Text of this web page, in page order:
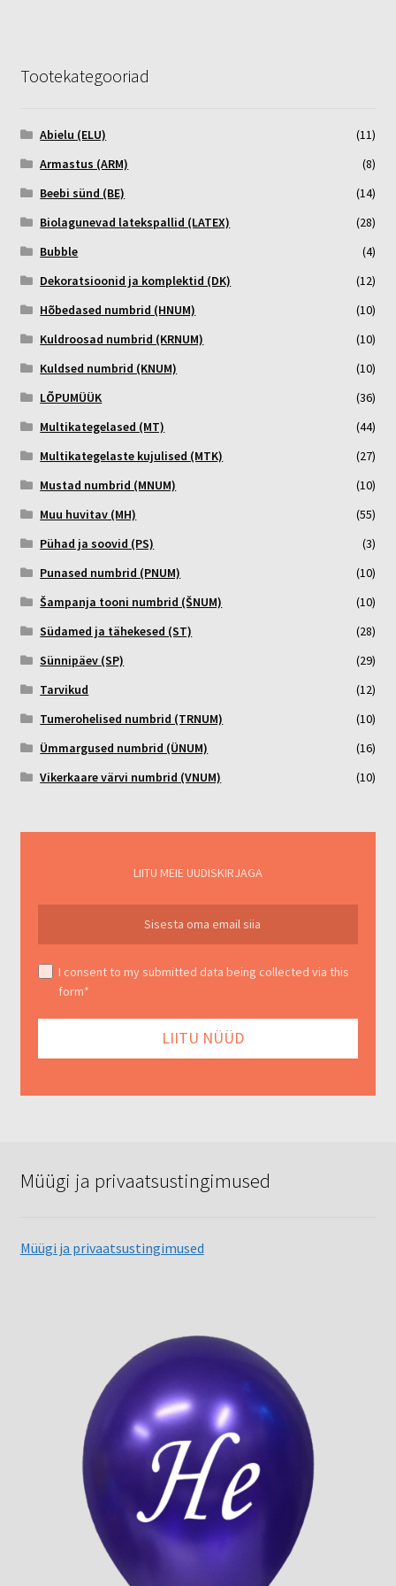
Tootekategooriad
Abielu (ELU)
(11)
Armastus (ARM)
(8)
Beebi sünd (BE)
(14)
Biolagunevad latekspallid (LATEX)
(28)
Bubble
(4)
Dekoratsioonid ja komplektid (DK)
(12)
Hõbedased numbrid (HNUM)
(10)
Kuldroosad numbrid (KRNUM)
(10)
Kuldsed numbrid (KNUM)
(10)
LÕPUMÜÜK
(36)
Multikategelased (MT)
(44)
Multikategelaste kujulised (MTK)
(27)
Mustad numbrid (MNUM)
(10)
Muu huvitav (MH)
(55)
Pühad ja soovid (PS)
(3)
Punased numbrid (PNUM)
(10)
Šampanja tooni numbrid (ŠNUM)
(10)
Südamed ja tähekesed (ST)
(28)
Sünnipäev (SP)
(29)
Tarvikud
(12)
Tumerohelised numbrid (TRNUM)
(10)
Ümmargused numbrid (ÜNUM)
(16)
Vikerkaare värvi numbrid (VNUM)
(10)
LIITU MEIE UUDISKIRJAGA
I consent to my submitted data being collected via this
form*
Müügi ja privaatsustingimused
Müügi ja privaatsustingimused